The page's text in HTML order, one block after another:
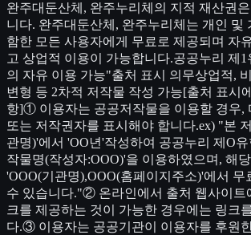
완주대둔산체, 완주누리체의 지적 재산권
니다. 완주대둔산체, 완주누리체는 개인 및
함한 모든 사용자에게 무료로 제공되며 자
고 상업적 이용이 가능합니다.공공누리 제
의 자유 이용 가능"출처 표시 의무상업적,
변형 등 2차적 저작물 작성 가능[출처 표시
항]① 이용자는 공공저작물을 이용할 경우,
또는 저작권자를 표시해야 합니다.ex) "본
관명)'에서 'OO년'작성하여 공공누리 제O
작물명(작성자:OOO)'을 이용하였으며, 해
'OOO(기관명),OOO(홈페이지주소)'에서 무
수 있습니다."② 온라인에서 출처 웹사이트
크를 제공하는 것이 가능한 경우에는 링크
다.③ 이용자는 공공기관이 이용자를 후원